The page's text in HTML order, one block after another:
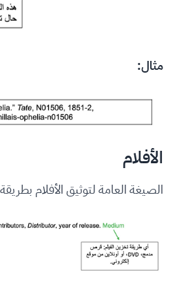
مثال:
الأفلام
الصيغة العامة لتوثيق الأفلام بطريقة MLA كالتالي: